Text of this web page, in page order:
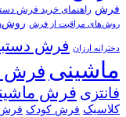
فرش راهنمای خرید فرش
روش‌های مراقبت از فرش
دخترانه ارزان فرش
ماشینی فرش
فانتزی فرش
کلاسیک فرش کودک فرش